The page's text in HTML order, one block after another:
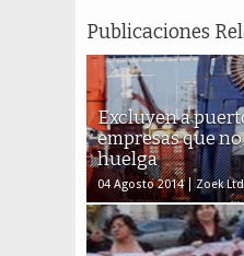
Publicaciones
Excluyen a
empresas que
huelga
04 Agosto 2014 Zoek